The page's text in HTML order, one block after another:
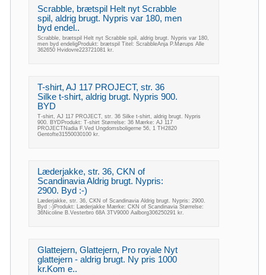
Scrabble, brætspil Helt nyt Scrabble
spil, aldrig brugt. Nypris var 180, men
byd endel..
Scrabble, brætspil Helt nyt Scrabble spil, aldrig brugt. Nypris var 180,
men byd endeligProdukt: brætspil Titel: ScrabbleAnja P.Mørups Alle
362650 Hvidovre223721081 kr.
T-shirt, AJ 117 PROJECT, str. 36
Silke t-shirt, aldrig brugt. Nypris 900.
BYD
T-shirt, AJ 117 PROJECT, str. 36 Silke t-shirt, aldrig brugt. Nypris
900. BYDProdukt: T-shirt Størrelse: 36 Mærke: AJ 117
PROJECTNadia F.Ved Ungdomsboligerne 56, 1 TH2820
Gentofte31550030100 kr.
Læderjakke, str. 36, CKN of
Scandinavia Aldrig brugt. Nypris:
2900. Byd :-)
Læderjakke, str. 36, CKN of Scandinavia Aldrig brugt. Nypris: 2900.
Byd :-)Produkt: Læderjakke Mærke: CKN of Scandinavia Størrelse:
36Nicoline B.Vesterbro 68A 3TV9000 Aalborg306250291 kr.
Glattejern, Glattejern, Pro royale Nyt
glattejern - aldrig brugt. Ny pris 1000
kr.Kom e..